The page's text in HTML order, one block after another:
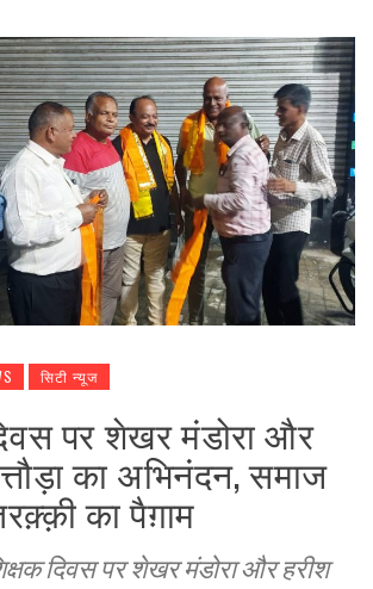
सिटी न्यूज
पर शेखर मंडोरा और
का अभिनंदन, समाज
का पैग़ाम
दिवस पर शेखर मंडोरा और हरीश